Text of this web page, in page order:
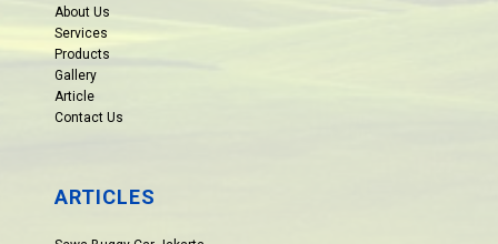
About Us
Services
Products
Gallery
Article
Contact Us
ARTICLES